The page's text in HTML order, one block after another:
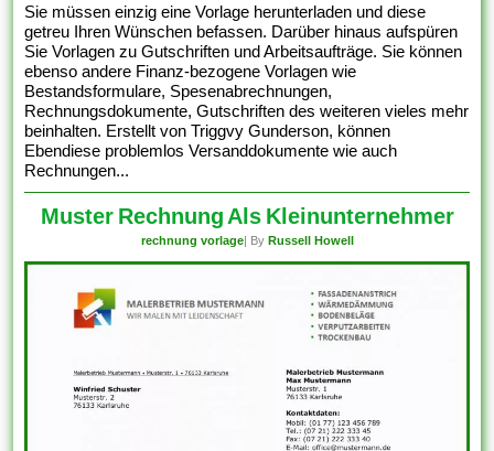
Sie müssen einzig eine Vorlage herunterladen und diese
getreu Ihren Wünschen befassen. Darüber hinaus aufspüren
Sie Vorlagen zu Gutschriften und Arbeitsaufträge. Sie können
ebenso andere Finanz-bezogene Vorlagen wie
Bestandsformulare, Spesenabrechnungen,
Rechnungsdokumente, Gutschriften des weiteren vieles mehr
beinhalten. Erstellt von Triggvy Gunderson, können
Ebendiese problemlos Versanddokumente wie auch
Rechnungen...
Muster Rechnung Als Kleinunternehmer
rechnung vorlage| By Russell Howell